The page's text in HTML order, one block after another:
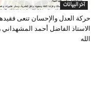
آخر البيانات
حركة العدل والإحسان تنعى
الاستاذ الفاضل أحمد
الله